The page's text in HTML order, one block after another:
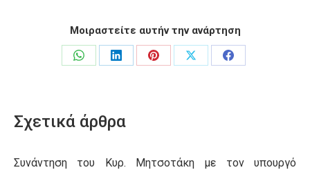
Μοιραστείτε αυτήν την ανάρτηση
Share
Share
Share
Share
Share
Σχετικά άρθρα
Συνάντηση του Κυρ. Μητσοτάκη με τον υπουργό